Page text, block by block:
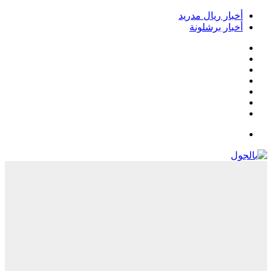
ريال مدريد
برشلونة